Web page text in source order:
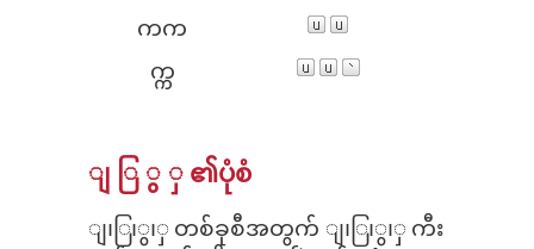
ကက
က္က
ျ ြ ွ ှ ၏ပုံစံ
ျ၊ြ၊ွ၊ှ တစ်ခုစီအတွက် ျ၊ြ၊ွ၊ှ ကီး